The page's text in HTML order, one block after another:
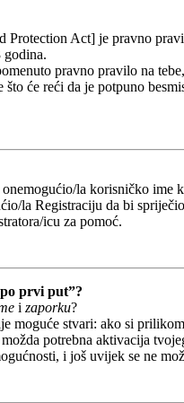
Act] je pravno
godina.
pravno pravilo na
što će reći da je potpuno
la korisničko ime
la Registraciju da bi
icu za pomoć.
prvi put”?
i zaporku?
moguće stvari: ako si
potrebna aktivacija
i još uvijek se ne